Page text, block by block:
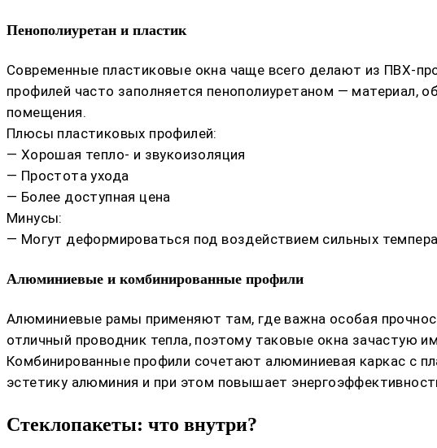
Пенополиуретан и пластик
Современные пластиковые окна чаще всего делают из ПВХ-
профилей часто заполняется пенополиуретаном — материал,
помещения.
Плюсы пластиковых профилей:
— Хорошая тепло- и звукоизоляция
— Простота ухода
— Более доступная цена
Минусы:
— Могут деформироваться под воздействием сильных
Алюминиевые и комбинированные профили
Алюминиевые рамы применяют там, где важна особая
отличный проводник тепла, поэтому таковые окна зачастую
Комбинированные профили сочетают алюминиевая каркас с
эстетику алюминия и при этом повышает
Стеклопакеты: что внутри?